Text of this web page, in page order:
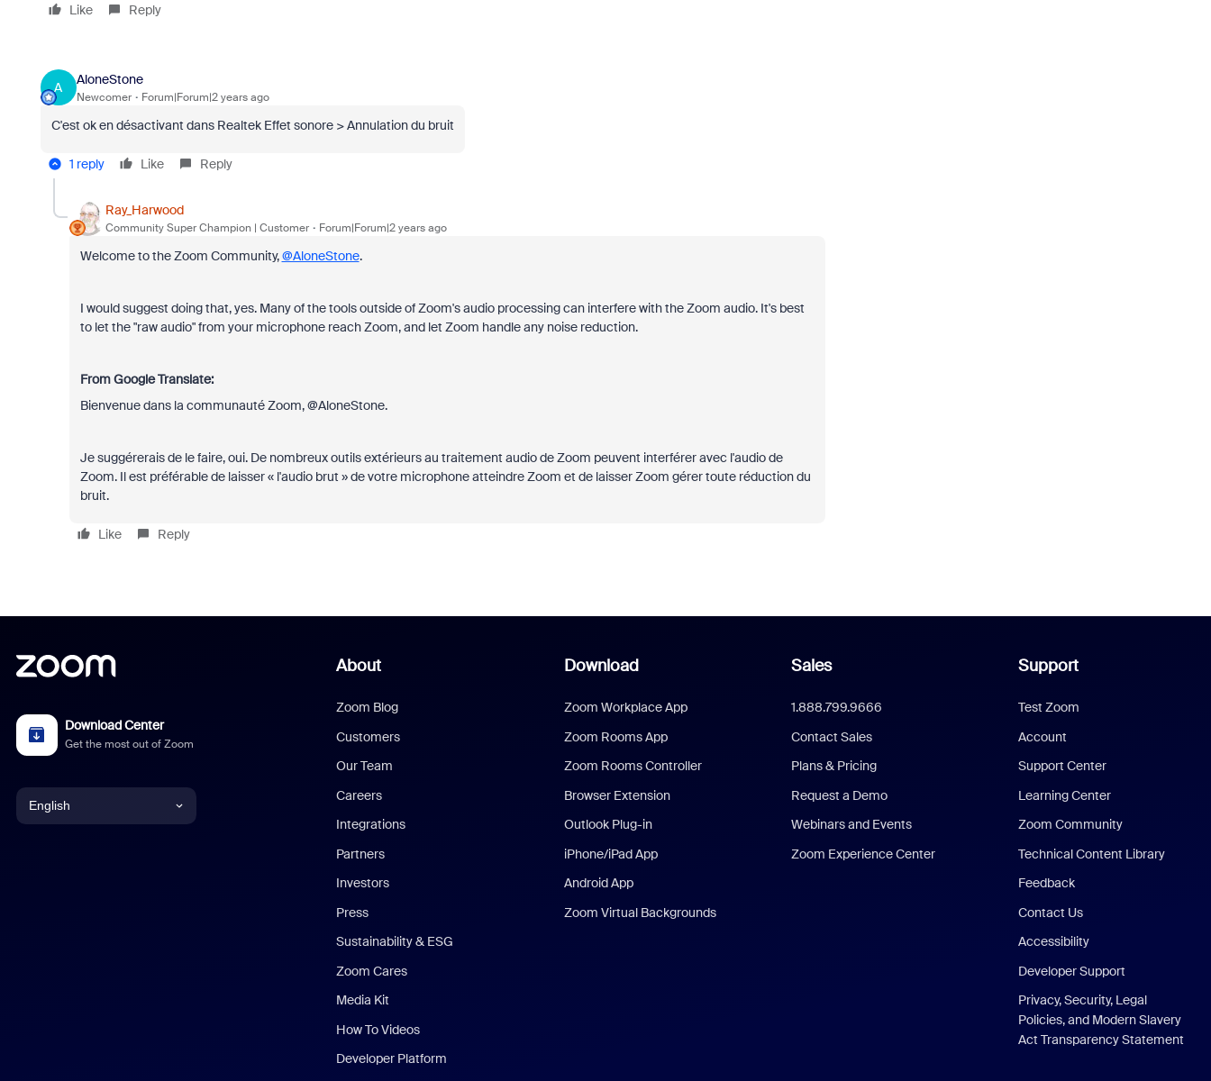
Like Reply
A
AloneStone
Newcomer Forum|Forum|2 years ago
C'est ok en désactivant dans Realtek Effet sonore > Annulation du bruit
1 reply Like Reply
Ray_Harwood
Community Super Champion | Customer Forum|Forum|2 years ago
Welcome to the Zoom Community,@AloneStone.
I would suggest doing that, yes. Many of the tools outside of Zoom's audio processing can interfere with the Zoom audio. It's best
to let the "raw audio" from your microphone reach Zoom, and let Zoom handle any noise reduction.
From Google Translate:
Bienvenue dans la communauté Zoom, @AloneStone.
Je suggérerais de le faire, oui. De nombreux outils extérieurs au traitement audio de Zoom peuvent interférer avec l'audio de
Zoom. Il est préférable de laisser « l'audio brut » de votre microphone atteindre Zoom et de laisser Zoom gérer toute réduction du
bruit.
Like Reply
Download Center
Get the most out of Zoom
English
About
Zoom Blog
Customers
Our Team
Careers
Integrations
Partners
Investors
Press
Sustainability & ESG
Zoom Cares
Media Kit
How To Videos
Developer Platform
Download
Zoom Workplace App
Zoom Rooms App
Zoom Rooms Controller
Browser Extension
Outlook Plug-in
iPhone/iPad App
Android App
Zoom Virtual Backgrounds
Sales
1.888.799.9666
Contact Sales
Plans & Pricing
Request a Demo
Webinars and Events
Zoom Experience Center
Support
Test Zoom
Account
Support Center
Learning Center
Zoom Community
Technical Content Library
Feedback
Contact Us
Accessibility
Developer Support
Privacy, Security, Legal
Policies, and Modern Slavery
Act Transparency Statement